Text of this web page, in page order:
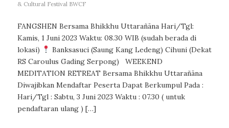
& Cultural Festival BWCF
FANGSHEN Bersama Bhikkhu Uttarañāna Hari/Tgl:
Kamis, 1 Juni 2023 Waktu: 08.30 WIB (sudah berada di
lokasi)
Banksasuci (Saung Kang Ledeng) Cihuni (Dekat
RS Caroulus Gading Serpong) WEEKEND
MEDITATION RETREAT Bersama Bhikkhu Uttarañāna
Diwajibkan Mendaftar Peserta Dapat Berkumpul Pada :
Hari/Tgl : Sabtu, 3 Juni 2023 Waktu : 07.30 ( untuk
pendaftaran ulang ) […]